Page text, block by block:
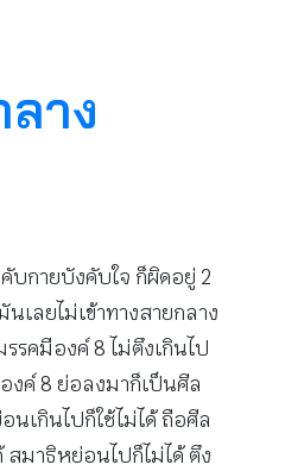
าง
กายบังคับใจ ก็ผิดอยู่ 2
เลยไม่เข้าทางสายกลาง
รคมีองค์ 8 ไม่ตึงเกินไป
งค์ 8 ย่อลงมาก็เป็นศีล
เกินไปก็ใช้ไม่ได้ ถือศีล
สมาธิหย่อนไปก็ไม่ได้ ตึง